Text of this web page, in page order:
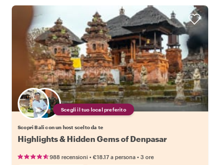
Scegli il tuo local preferito
Scopri Bali con un host scelto da te
Highlights & Hidden Gems of Denpasar
988 recensioni • €18.17 a persona • 3 ore